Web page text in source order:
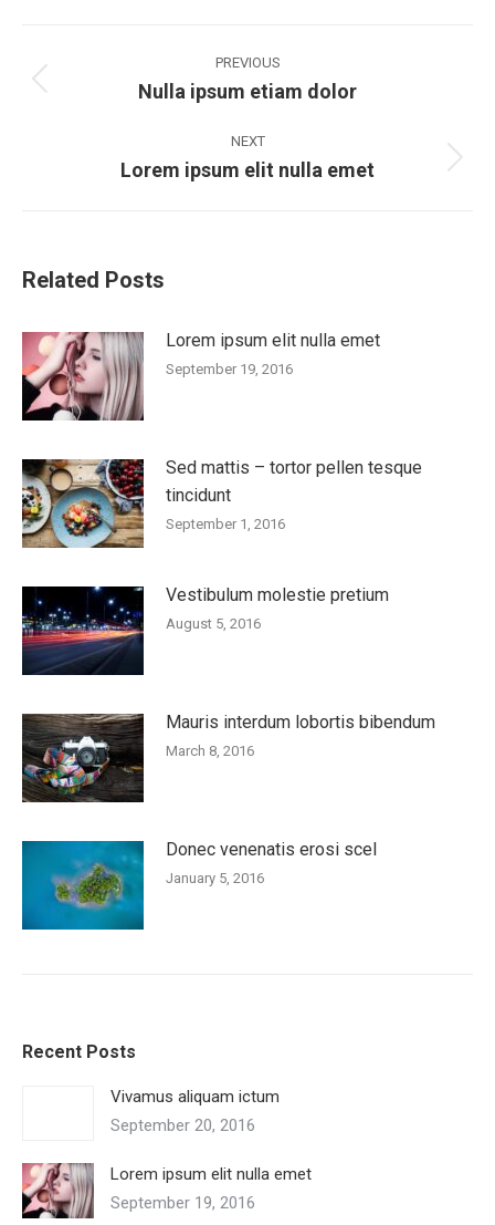
navigation
PREVIOUS
Previous
Nulla ipsum etiam dolor
NEXT
Next
Lorem ipsum elit nulla emet
Related Posts
Lorem ipsum elit nulla emet
September 19, 2016
Sed mattis – tortor pellen tesque
tincidunt
September 1, 2016
Vestibulum molestie pretium
August 5, 2016
Mauris interdum lobortis bibendum
March 8, 2016
Donec venenatis erosi scel
January 5, 2016
Recent Posts
Vivamus aliquam ictum
September 20, 2016
Lorem ipsum elit nulla emet
September 19, 2016